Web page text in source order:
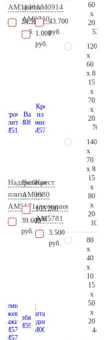
AM3130
34.500
руб.
цветы
AM0730
1.000
руб.
AM0914
43.700
руб.
Надгробная
плита
AM5171
39.600
руб.
Ваза
AM0880
103.200
руб.
Крест
из
алюминия
AM5781
3.500
руб.
60
x
20
120
x
60
x 8
15
x
70
x
20
140
x
70
x 8
15
x
80
x
20
80
x
40
x
10
15
x
50
x
20